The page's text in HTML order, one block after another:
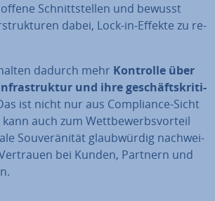
Schnitt­stel­len und bewusst
dabei, Lock-in-Effekte zu re­
dadurch mehr Kontrolle über
und ihre ge­schäfts­kri­ti­
ist nicht nur aus Com­pli­ance-Sicht
auch zum Wett­be­werbs­vor­teil
Sou­ve­rä­ni­tät glaub­wür­dig nach­wei­
bei Kunden, Partnern und